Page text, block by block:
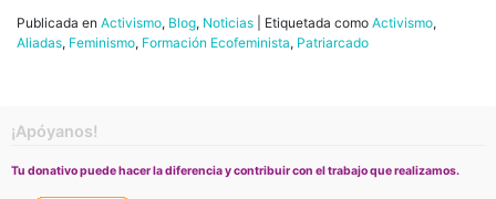
Publicada en Activismo, Blog, Noticias Etiquetada como Activismo,
Aliadas, Feminismo, Formación Ecofeminista, Patriarcado
¡Apóyanos!
Tu donativo puede hacer la diferencia y contribuir con el trabajo que realizamos.